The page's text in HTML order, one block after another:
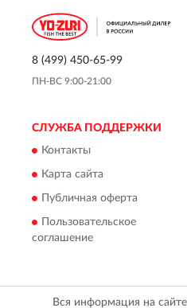
8 (499) 450-65-99
ПН-ВС 9:00-21:00
СЛУЖБА ПОДДЕРЖКИ
Контакты
Карта сайта
Публичная оферта
Пользовательское
соглашение
Вся информация на